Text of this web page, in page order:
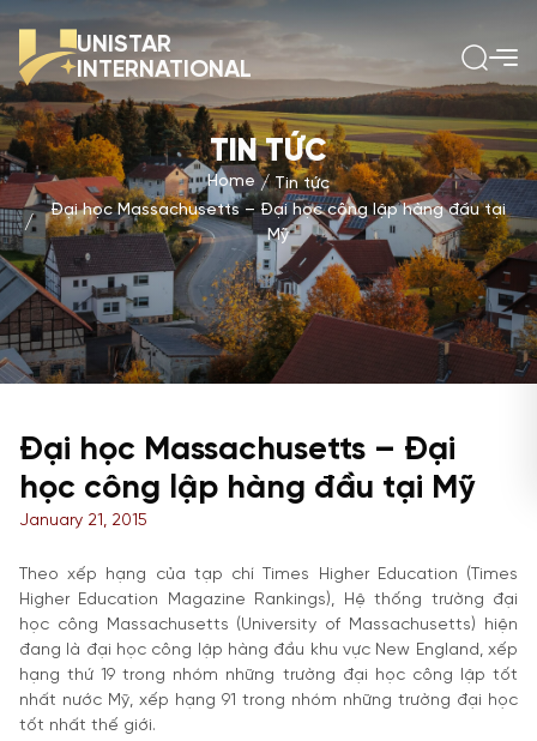
UNISTAR
INTERNATIONAL
TIN TỨC
Home
Tin tức
Đại học Massachusetts – Đại học công lập hàng đầu tại
Mỹ
Đại học Massachusetts – Đại
học công lập hàng đầu tại Mỹ
January 21, 2015
Theo xếp hạng của tạp chí Times Higher Education (Times
Higher Education Magazine Rankings), Hệ thống trường đại
học công Massachusetts (University of Massachusetts) hiện
đang là đại học công lập hàng đầu khu vực New England, xếp
hạng thứ 19 trong nhóm những trường đại học công lập tốt
nhất nước Mỹ, xếp hạng 91 trong nhóm những trường đại học
tốt nhất thế giới.